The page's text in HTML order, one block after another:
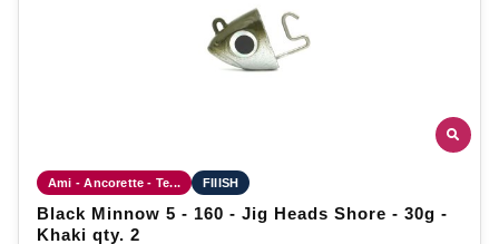
Ami - Ancorette - Te... FIIISH
Black Minnow 5 - 160 - Jig Heads Shore - 30g -
Khaki qty. 2